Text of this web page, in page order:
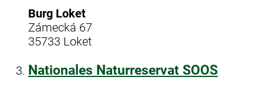
Burg Loket
Zámecká 67
35733 Loket
Nationales Naturreservat SOOS